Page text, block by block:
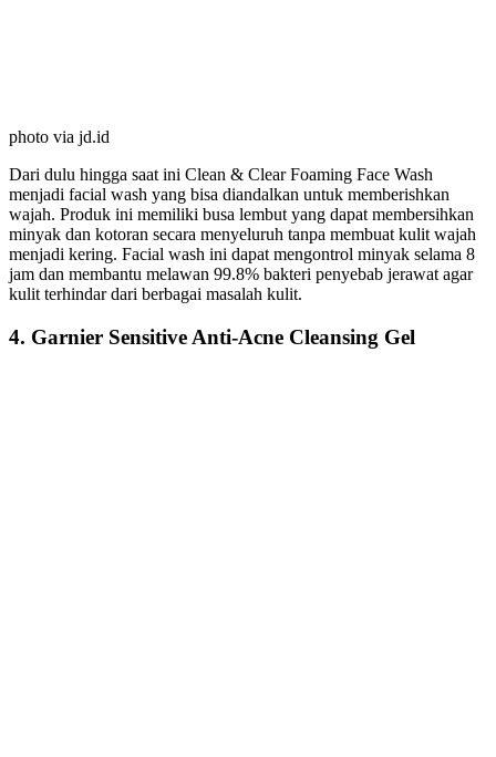
photo via jd.id
Dari dulu hingga saat ini Clean & Clear Foaming Face Wash
menjadi facial wash yang bisa diandalkan untuk memberishkan
wajah. Produk ini memiliki busa lembut yang dapat membersihkan
minyak dan kotoran secara menyeluruh tanpa membuat kulit wajah
menjadi kering. Facial wash ini dapat mengontrol minyak selama 8
jam dan membantu melawan 99.8% bakteri penyebab jerawat agar
kulit terhindar dari berbagai masalah kulit.
4. Garnier Sensitive Anti-Acne Cleansing Gel